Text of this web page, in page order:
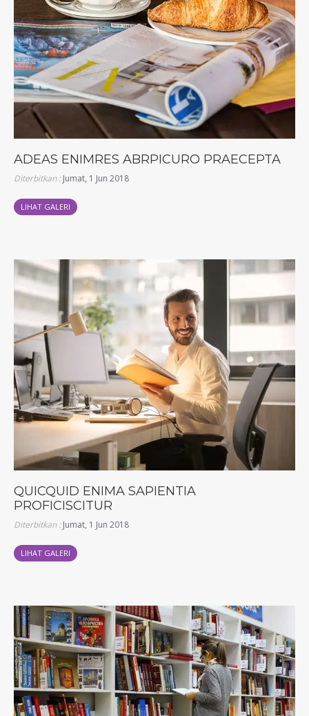
ADEAS ENIMRES ABRPICURO PRAECEPTA
Diterbitkan :Jumat, 1 Jun 2018
LIHAT GALERI
QUICQUID ENIMA SAPIENTIA
PROFICISCITUR
Diterbitkan :Jumat, 1 Jun 2018
LIHAT GALERI